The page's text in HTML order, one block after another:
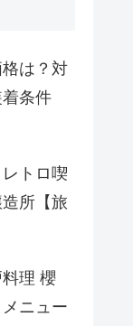
は？対
条件
トロ喫
所【旅
理 櫻
ニュー